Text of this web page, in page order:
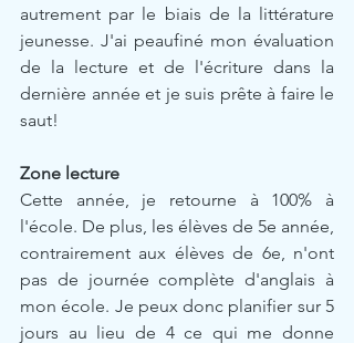
autrement par le biais de la littérature
jeunesse. J'ai peaufiné mon évaluation
de la lecture et de l'écriture dans la
dernière année et je suis prête à faire le
saut!
Zone lecture
Cette année, je retourne à 100% à
l'école. De plus, les élèves de 5e année,
contrairement aux élèves de 6e, n'ont
pas de journée complète d'anglais à
mon école. Je peux donc planifier sur 5
jours au lieu de 4 ce qui me donne